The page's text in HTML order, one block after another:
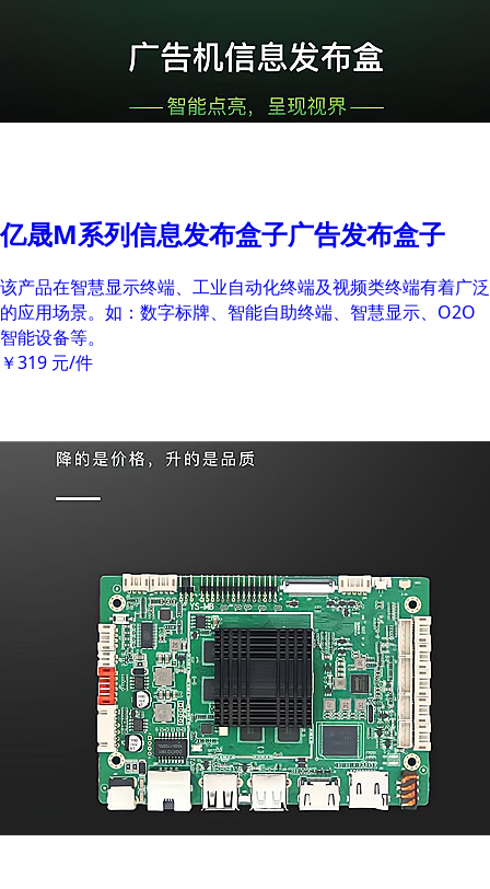
亿晟M系列信息发布盒子广告发布盒子
该产品在智慧显示终端、工业自动化终端及视频类终端有着广泛
的应用场景。如：数字标牌、智能自助终端、智慧显示、O2O
智能设备等。
￥319 元/件